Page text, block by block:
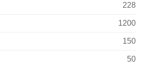
228
1200
150
50